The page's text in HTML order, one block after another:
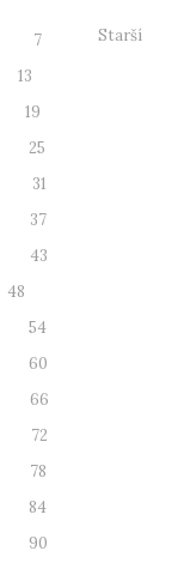
7
13
19
25
31
37
43
48
54
60
66
72
78
84
90
Starší